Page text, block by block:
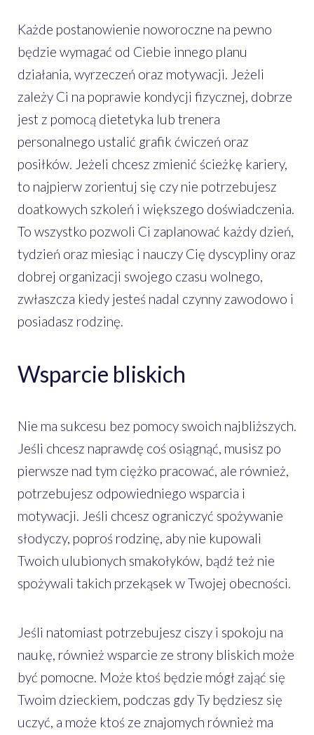
Każde postanowienie noworoczne na pewno
będzie wymagać od Ciebie innego planu
działania, wyrzeczeń oraz motywacji. Jeżeli
zależy Ci na poprawie kondycji fizycznej, dobrze
jest z pomocą dietetyka lub trenera
personalnego ustalić grafik ćwiczeń oraz
posiłków. Jeżeli chcesz zmienić ścieżkę kariery,
to najpierw zorientuj się czy nie potrzebujesz
doatkowych szkoleń i większego doświadczenia.
To wszystko pozwoli Ci zaplanować każdy dzień,
tydzień oraz miesiąc i nauczy Cię dyscypliny oraz
dobrej organizacji swojego czasu wolnego,
zwłaszcza kiedy jesteś nadal czynny zawodowo i
posiadasz rodzinę.
Wsparcie bliskich
Nie ma sukcesu bez pomocy swoich najbliższych.
Jeśli chcesz naprawdę coś osiągnąć, musisz po
pierwsze nad tym ciężko pracować, ale również,
potrzebujesz odpowiedniego wsparcia i
motywacji. Jeśli chcesz ograniczyć spożywanie
słodyczy, poproś rodzinę, aby nie kupowali
Twoich ulubionych smakołyków, bądź też nie
spożywali takich przekąsek w Twojej obecności.
Jeśli natomiast potrzebujesz ciszy i spokoju na
naukę, również wsparcie ze strony bliskich może
być pomocne. Może ktoś będzie mógł zająć się
Twoim dzieckiem, podczas gdy Ty będziesz się
uczyć, a może ktoś ze znajomych również ma